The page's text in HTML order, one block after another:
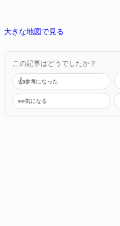
大きな地図で見る
この記事はどうでしたか？
👍参考になった
👀気になる